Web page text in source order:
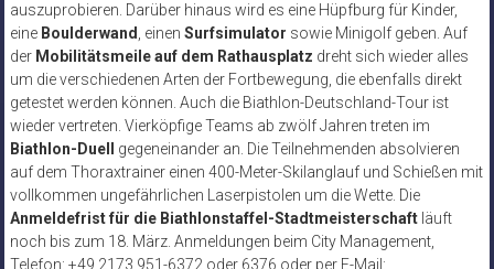
auszuprobieren. Darüber hinaus wird es eine Hüpfburg für Kinder,
eine Boulderwand, einen Surfsimulator sowie Minigolf geben. Auf
der Mobilitätsmeile auf dem Rathausplatz dreht sich wieder alles
um die verschiedenen Arten der Fortbewegung, die ebenfalls direkt
getestet werden können. Auch die Biathlon-Deutschland-Tour ist
wieder vertreten. Vierköpfige Teams ab zwölf Jahren treten im
Biathlon-Duell
gegeneinander an. Die Teilnehmenden absolvieren
auf dem Thoraxtrainer einen 400-Meter-Skilanglauf und Schießen mit
vollkommen ungefährlichen Laserpistolen um die Wette. Die
Anmeldefrist für die Biathlonstaffel-Stadtmeisterschaftläuft
noch bis zum 18. März. Anmeldungen beim City Management,
Telefon: +49 2173 951-6372 oder 6376 oder per E-Mail: